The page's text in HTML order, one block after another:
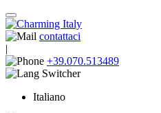
contattaci
|
+39.070.513489
Italiano